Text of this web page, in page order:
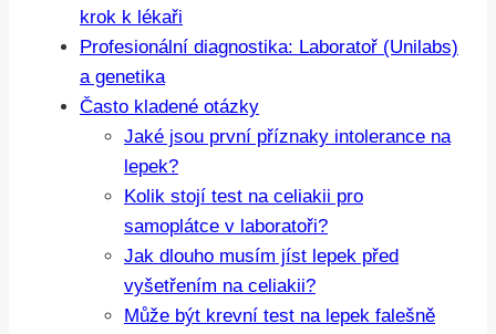
krok k lékaři
Profesionální diagnostika: Laboratoř (Unilabs)
a genetika
Často kladené otázky
Jaké jsou první příznaky intolerance na
lepek?
Kolik stojí test na celiakii pro
samoplátce v laboratoři?
Jak dlouho musím jíst lepek před
vyšetřením na celiakii?
Může být krevní test na lepek falešně